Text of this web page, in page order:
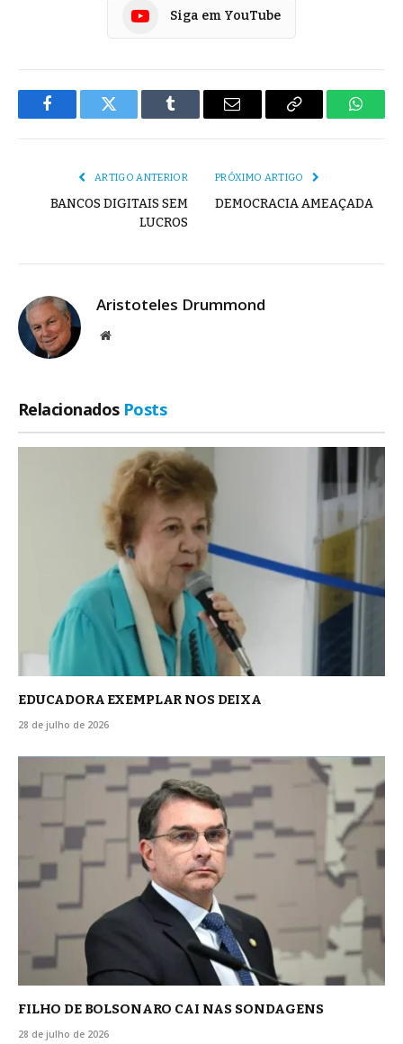
Siga em YouTube
FacebookTwitter Tumblr
E-
Copiar
ARTIGO ANTERIOR
BANCOS DIGITAIS SEM
LUCROS
PRÓXIMO ARTIGO
DEMOCRACIA AMEAÇADA
Aristoteles Drummond
Site
Relacionados Posts
EDUCADORA EXEMPLAR NOS DEIXA
28 de julho de 2026
FILHO DE BOLSONARO CAI NAS SONDAGENS
28 de julho de 2026